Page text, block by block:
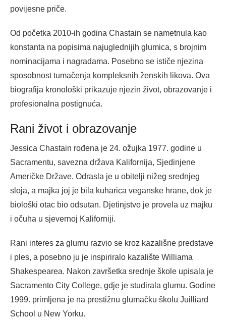
povijesne priče.
Od početka 2010-ih godina Chastain se nametnula kao
konstanta na popisima najuglednijih glumica, s brojnim
nominacijama i nagradama. Posebno se ističe njezina
sposobnost tumačenja kompleksnih ženskih likova. Ova
biografija kronološki prikazuje njezin život, obrazovanje i
profesionalna postignuća.
Rani život i obrazovanje
Jessica Chastain rođena je 24. ožujka 1977. godine u
Sacramentu, savezna država Kalifornija, Sjedinjene
Američke Države. Odrasla je u obitelji nižeg srednjeg
sloja, a majka joj je bila kuharica veganske hrane, dok je
biološki otac bio odsutan. Djetinjstvo je provela uz majku
i očuha u sjevernoj Kaliforniji.
Rani interes za glumu razvio se kroz kazališne predstave
i ples, a posebno ju je inspiriralo kazalište Williama
Shakespearea. Nakon završetka srednje škole upisala je
Sacramento City College, gdje je studirala glumu. Godine
1999. primljena je na prestižnu glumačku školu Juilliard
School u New Yorku.